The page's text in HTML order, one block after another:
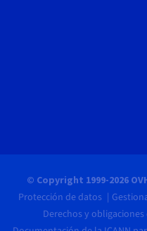
© Copyright 1999-2026
Protección de datos
Derechos y